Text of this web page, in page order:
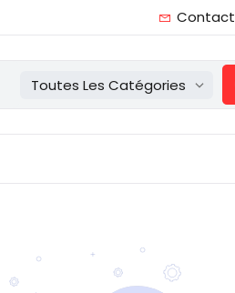
Contact
Toutes Les Catégories